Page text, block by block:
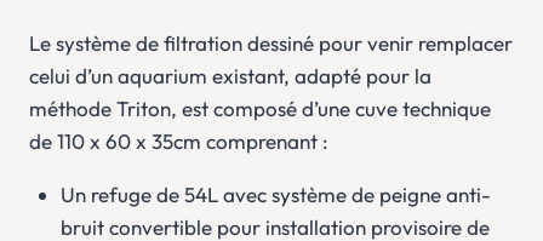
Le système de filtration dessiné pour venir remplacer
celui d’un aquarium existant, adapté pour la
méthode Triton, est composé d’une cuve technique
de 110 x 60 x 35cm comprenant :
Un refuge de 54L avec système de peigne anti-
bruit convertible pour installation provisoire de